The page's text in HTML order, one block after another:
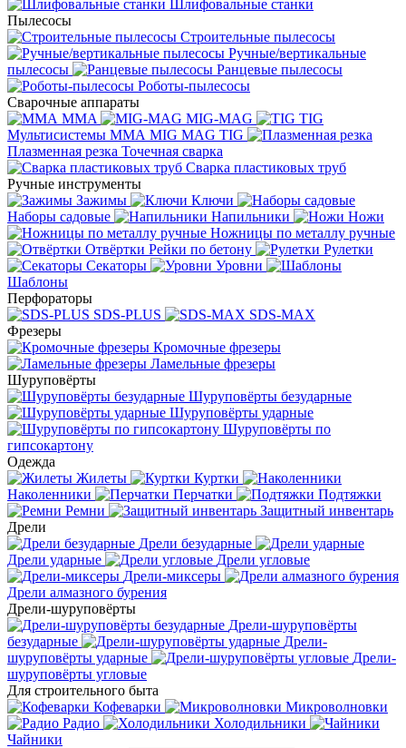
Шлифовальные станки
Пылесосы
Строительные пылесосы
Ручные/вертикальные
пылесосы
Ранцевые пылесосы
Роботы-пылесосы
Сварочные аппараты
MMA
MIG-MAG
TIG
Мультисистемы ММА MIG MAG TIG
Плазменная резка Точечная сварка
Cварка пластиковых труб
Ручные инструменты
Зажимы
Ключи
Наборы садовые
Напильники
Ножи
Ножницы по металлу ручные
Отвёртки Рейки по бетону
Рулетки
Секаторы
Уровни
Шаблоны
Перфораторы
SDS-PLUS
SDS-MAX
Фрезеры
Кромочные фрезеры
Ламельные фрезеры
Шуруповёрты
Шуруповёрты безударные
Шуруповёрты ударные
Шуруповёрты по
гипсокартону
Одежда
Жилеты
Куртки
Наколенники
Перчатки
Подтяжки
Ремни
Защитный инвентарь
Дрели
Дрели безударные
Дрели ударные
Дрели угловые
Дрели-миксеры
Дрели алмазного бурения
Дрели-шуруповёрты
Дрели-шуруповёрты
безударные
Дрели-
шуруповёрты ударные
Дрели-
шуруповёрты угловые
Для строительного быта
Кофеварки
Микроволновки
Радио
Холодильники
Чайники